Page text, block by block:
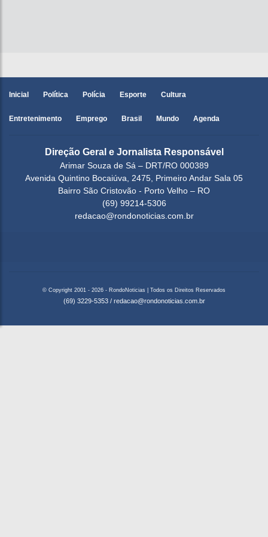
Inicial Política Polícia Esporte Cultura
Entretenimento Emprego Brasil Mundo Agenda
Direção Geral e Jornalista Responsável
Arimar Souza de Sá – DRT/RO 000389
Avenida Quintino Bocaiúva, 2475, Primeiro Andar Sala 05
Bairro São Cristovão - Porto Velho – RO
(69) 99214-5306
redacao@rondonoticias.com.br
© Copyright 2001 - 2026 - RondoNoticias | Todos os Direitos Reservados
(69) 3229-5353 / redacao@rondonoticias.com.br